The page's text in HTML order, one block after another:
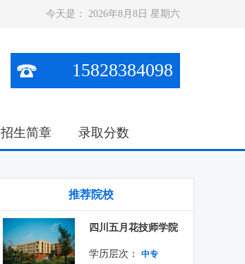
今天是： 2026年8月8日 星期六
15828384098
招生简章 录取分数
推荐院校
四川五月花技师学院
学历层次： 中专